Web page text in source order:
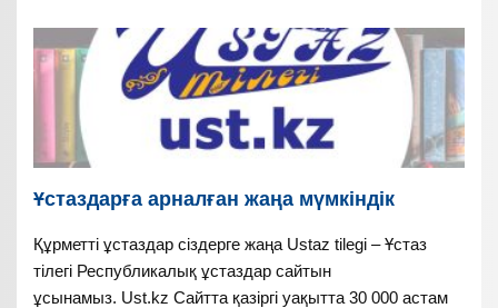
Ұстаздарға арналған жаңа мүмкіндік
Құрметті ұстаздар сіздерге жаңа Ustaz tilegi – Ұстаз
тілегі Республикалық ұстаздар сайтын
ұсынамыз. Ust.kz Сайтта қазіргі уақытта 30 000 астам